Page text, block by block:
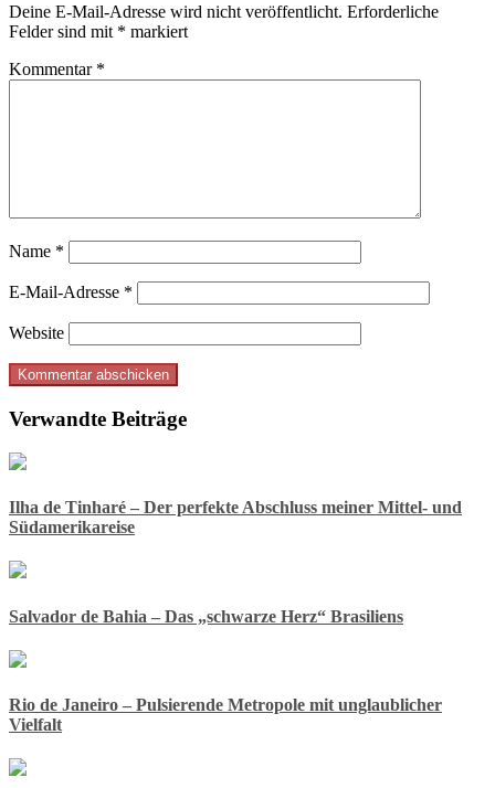
Deine E-Mail-Adresse wird nicht veröffentlicht. Erforderliche
Felder sind mit * markiert
Kommentar *
Name *
E-Mail-Adresse *
Website
Verwandte Beiträge
Ilha de Tinharé – Der perfekte Abschluss meiner Mittel- und
Südamerikareise
Salvador de Bahia – Das „schwarze Herz“ Brasiliens
Rio de Janeiro – Pulsierende Metropole mit unglaublicher
Vielfalt